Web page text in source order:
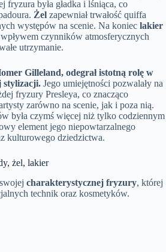
fryzura była gładka i lśniąca, co
Żel zapewniał trwałość quiffa
występów na scenie. Na koniec lakier
czynników atmosferycznych
utrzymanie.
Gilleland, odegrał istotną rolę w
stylizacji. Jego umiejętności pozwalały na
fryzury Presleya, co znacząco
zarówno na scenie, jak i poza nią.
była czymś więcej niż tylko codziennym
element jego niepowtarzalnego
kulturowego dziedzictwa.
żel, lakier
charakterystycznej fryzury, której
technik oraz kosmetyków.